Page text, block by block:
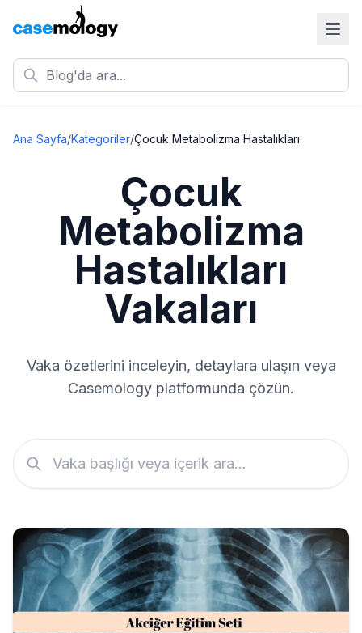
Ana Sayfa/Kategoriler/Çocuk Metabolizma Hastalıkları
Çocuk
Metabolizma
Hastalıkları
Vakaları
Vaka özetlerini inceleyin, detaylara ulaşın veya
Casemology platformunda çözün.